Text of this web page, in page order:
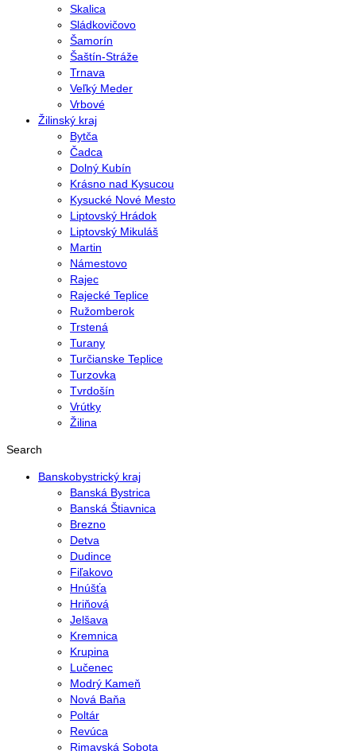
Skalica
Sládkovičovo
Šamorín
Šaštín-Stráže
Trnava
Veľký Meder
Vrbové
Žilinský kraj
Bytča
Čadca
Dolný Kubín
Krásno nad Kysucou
Kysucké Nové Mesto
Liptovský Hrádok
Liptovský Mikuláš
Martin
Námestovo
Rajec
Rajecké Teplice
Ružomberok
Trstená
Turany
Turčianske Teplice
Turzovka
Tvrdošín
Vrútky
Žilina
Search
Banskobystrický kraj
Banská Bystrica
Banská Štiavnica
Brezno
Detva
Dudince
Fiľakovo
Hnúšťa
Hriňová
Jelšava
Kremnica
Krupina
Lučenec
Modrý Kameň
Nová Baňa
Poltár
Revúca
Rimavská Sobota